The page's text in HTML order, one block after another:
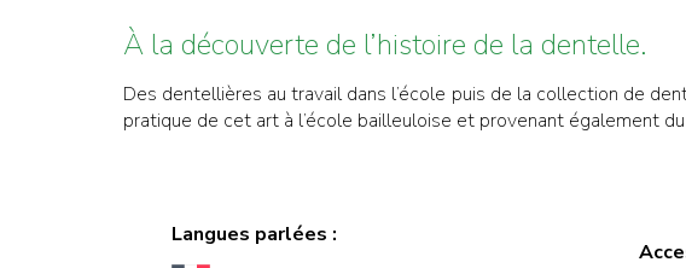
À la découverte de l’histoire de la dentelle.
Des dentellières au travail dans l’école puis de la collection de
pratique de cet art à l’école bailleuloise et provenant également
Langues parlées :